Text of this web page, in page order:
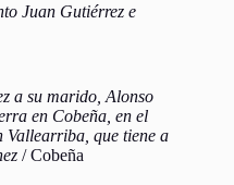
Juan Gutiérrez e
a su marido, Alonso
en Cobeña, en el
Vallearriba, que tiene a
/ Cobeña